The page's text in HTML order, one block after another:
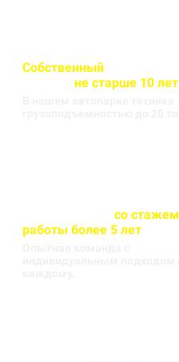
Собственный
не старше 10 лет
со стажем
работы более 5 лет